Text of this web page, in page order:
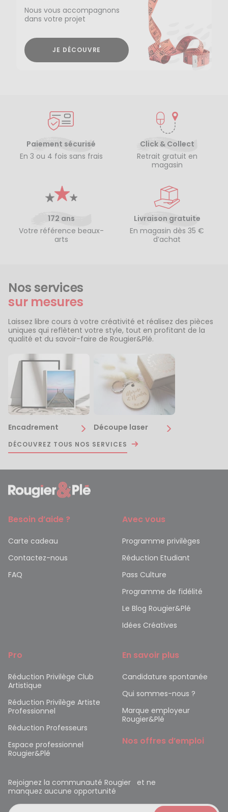
Nous vous accompagnons
dans votre projet
JE DÉCOUVRE
Paiement sécurisé
En 3 ou 4 fois sans frais
Click & Collect
Retrait gratuit en
magasin
172 ans
Votre référence beaux-
arts
Livraison gratuite
En magasin dès 35 €
d’achat
Nos services
sur mesures
Laissez libre cours à votre créativité et réalisez des pièces
uniques qui reflètent votre style, tout en profitant de la
qualité et du savoir-faire de Rougier&Plé.
Encadrement Découpe laser
DÉCOUVREZ TOUS NOS SERVICES
Besoin d’aide ?
Carte cadeau
Contactez-nous
FAQ
Avec vous
Programme privilèges
Réduction Etudiant
Pass Culture
Programme de fidélité
Le Blog Rougier&Plé
Idées Créatives
Pro
Réduction Privilège Club
Artistique
Réduction Privilège Artiste
Professionnel
Réduction Professeurs
Espace professionnel
Rougier&Plé
En savoir plus
Candidature spontanée
Qui sommes-nous ?
Marque employeur
Rougier&Plé
Nos offres d’emploi
Rejoignez la communauté Rougier et ne
manquez aucune opportunité